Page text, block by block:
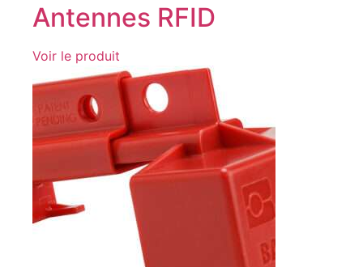
Antennes RFID
Voir le produit